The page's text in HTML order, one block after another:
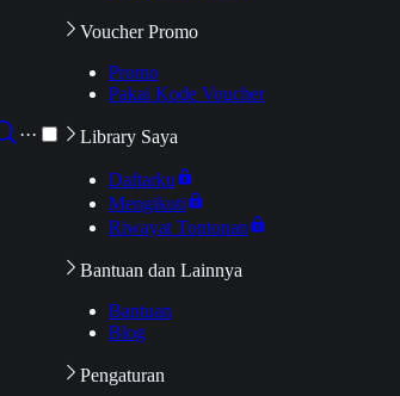
···
Voucher Promo
Promo
Pakai Kode Voucher
Library Saya
Daftarku
Mengikuti
Riwayat Tontonan
Bantuan dan Lainnya
Bantuan
Blog
Pengaturan